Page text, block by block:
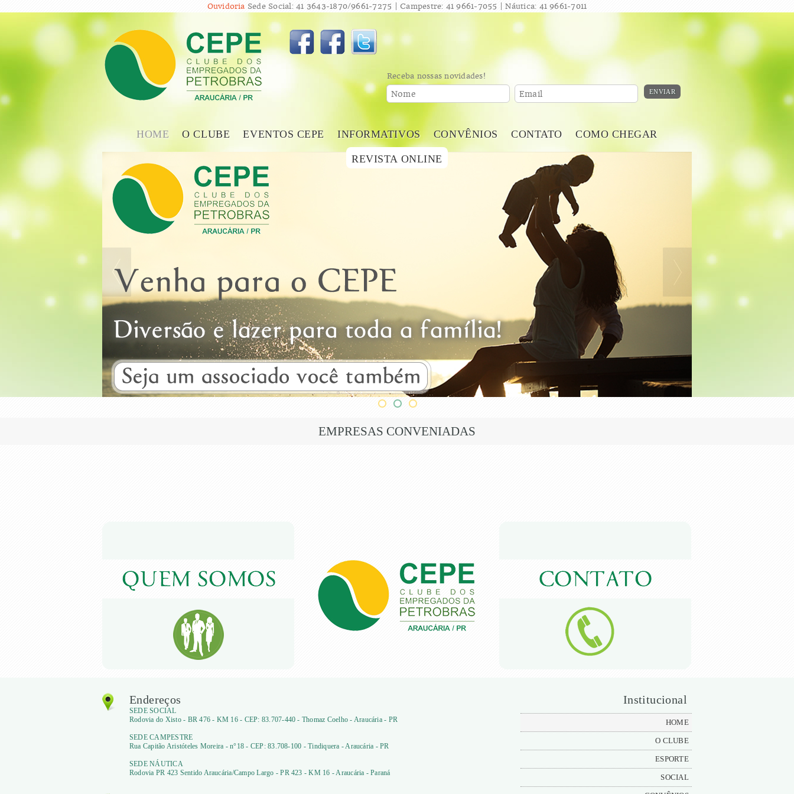
Ouvidoria Sede Social: 41 3643-1870/9661-7275 | Campestre: 41 9661-7055 | Náutica: 41 9661-7011
Receba nossas novidades!
Nome Email ENVIAR
HOME O CLUBE EVENTOS CEPE INFORMATIVOS CONVÊNIOS CONTATO COMO CHEGAR
REVISTA ONLINE
EMPRESAS CONVENIADAS
Endereços
SEDE SOCIAL
Rodovia do Xisto - BR 476 - KM 16 - CEP: 83.707-440 - Thomaz Coelho - Araucária - PR
SEDE CAMPESTRE
Rua Capitão Aristóteles Moreira - n°18 - CEP: 83.708-100 - Tindiquera - Araucária - PR
SEDE NÁUTICA
Rodovia PR 423 Sentido Araucária/Campo Largo - PR 423 - KM 16 - Araucária - Paraná
Institucional
HOME
O CLUBE
ESPORTE
SOCIAL